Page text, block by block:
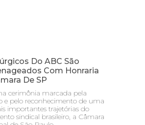
Do ABC São
Com Honraria
De SP
cerimônia marcada pela
e pelo reconhecimento de uma
importantes trajetórias do
sindical brasileiro, a Câmara